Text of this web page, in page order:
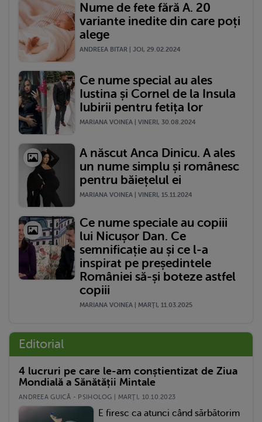
Nume de fete fără A. 20
variante inedite din care poți
alege
ANDREEA BITAR | JOI, 29.02.2024
Ce nume special au ales
Iustina și Cornel de la Insula
Iubirii pentru fetița lor
MARIANA VOINEA | VINERI, 30.08.2024
A născut Anca Dinicu. A ales
un nume simplu și românesc
pentru băiețelul ei
MARIANA VOINEA | VINERI, 15.11.2024
Ce nume speciale au copiii
lui Nicușor Dan. Ce
semnificație au și ce l-a
inspirat pe președintele
României să-și boteze astfel
copiii
MARIANA VOINEA | MARŢI, 11.03.2025
Editorial
4 lucruri pe care le-am conștientizat de Ziua
Mondială a Sănătății Mintale
ANDREEA GUICĂ - PSIHOLOG | MARŢI, 10.10.2023
E firesc ca atunci când sărbătorim